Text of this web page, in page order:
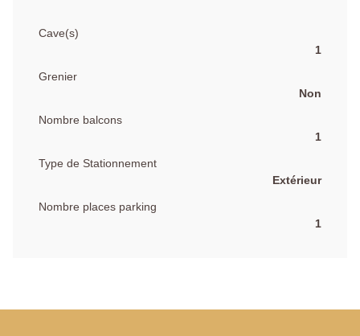
Cave(s)
1
Grenier
Non
Nombre balcons
1
Type de Stationnement
Extérieur
Nombre places parking
1